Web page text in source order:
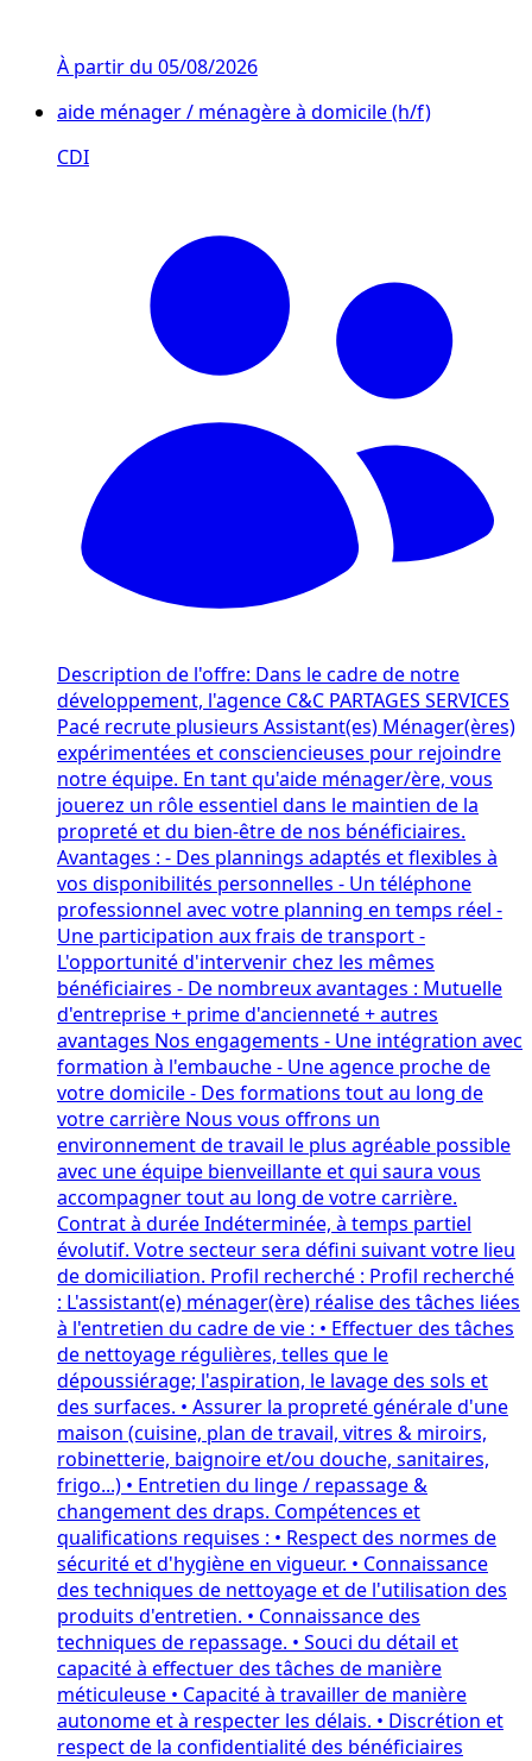
À partir du 05/08/2026
aide ménager / ménagère à domicile (h/f)
CDI
Description de l'offre: Dans le cadre de notre
développement, l'agence C&C PARTAGES SERVICES
Pacé recrute plusieurs Assistant(es) Ménager(ères)
expérimentées et consciencieuses pour rejoindre
notre équipe. En tant qu'aide ménager/ère, vous
jouerez un rôle essentiel dans le maintien de la
propreté et du bien-être de nos bénéficiaires.
Avantages : - Des plannings adaptés et flexibles à
vos disponibilités personnelles - Un téléphone
professionnel avec votre planning en temps réel -
Une participation aux frais de transport -
L'opportunité d'intervenir chez les mêmes
bénéficiaires - De nombreux avantages : Mutuelle
d'entreprise + prime d'ancienneté + autres
avantages Nos engagements - Une intégration avec
formation à l'embauche - Une agence proche de
votre domicile - Des formations tout au long de
votre carrière Nous vous offrons un
environnement de travail le plus agréable possible
avec une équipe bienveillante et qui saura vous
accompagner tout au long de votre carrière.
Contrat à durée Indéterminée, à temps partiel
évolutif. Votre secteur sera défini suivant votre lieu
de domiciliation. Profil recherché : Profil recherché
: L'assistant(e) ménager(ère) réalise des tâches liées
à l'entretien du cadre de vie : • Effectuer des tâches
de nettoyage régulières, telles que le
dépoussiérage; l'aspiration, le lavage des sols et
des surfaces. • Assurer la propreté générale d'une
maison (cuisine, plan de travail, vitres & miroirs,
robinetterie, baignoire et/ou douche, sanitaires,
frigo...) • Entretien du linge / repassage &
changement des draps. Compétences et
qualifications requises : • Respect des normes de
sécurité et d'hygiène en vigueur. • Connaissance
des techniques de nettoyage et de l'utilisation des
produits d'entretien. • Connaissance des
techniques de repassage. • Souci du détail et
capacité à effectuer des tâches de manière
méticuleuse • Capacité à travailler de manière
autonome et à respecter les délais. • Discrétion et
respect de la confidentialité des bénéficiaires